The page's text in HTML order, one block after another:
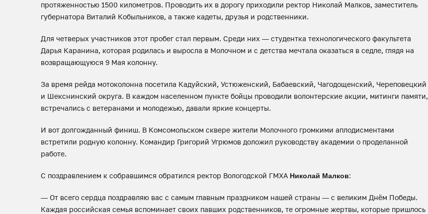
протяженностью 1500 километров. Проводить их в дорогу приходили ректор Николай Малков, заместитель
губернатора Виталий Кобыльников, а также кадеты, друзья и родственники.
Для четверых участников этот пробег стал первым. Среди них — студентка технологического факультета
Дарья Каранина, которая родилась и выросла в Молочном и с детства мечтала оказаться в седле, глядя на
возвращающуюся 9 Мая колонну.
За время рейда мотоколонна посетила Кадуйский, Устюженский, Бабаевский, Чагодощенский, Череповецкий
и Шекснинский округа. В каждом населенном пункте бойцы проводили волонтерские акции, митинги памяти,
встречались с ветеранами и молодежью, давали яркие концерты.
И вот долгожданный финиш. В Комсомольском сквере жители Молочного громкими аплодисментами
встретили родную колонну. Командир Григорий Угрюмов доложил руководству академии о проделанной
работе.
С поздравлением к собравшимся обратился ректор Вологодской ГМХА Николай Малков:
— От всего сердца поздравляю вас с самым главным праздником нашей страны — с великим Днём Победы.
Каждая российская семья вспоминает своих павших родственников, те огромные жертвы, которые пришлось